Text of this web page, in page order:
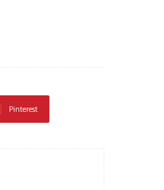
Pinterest